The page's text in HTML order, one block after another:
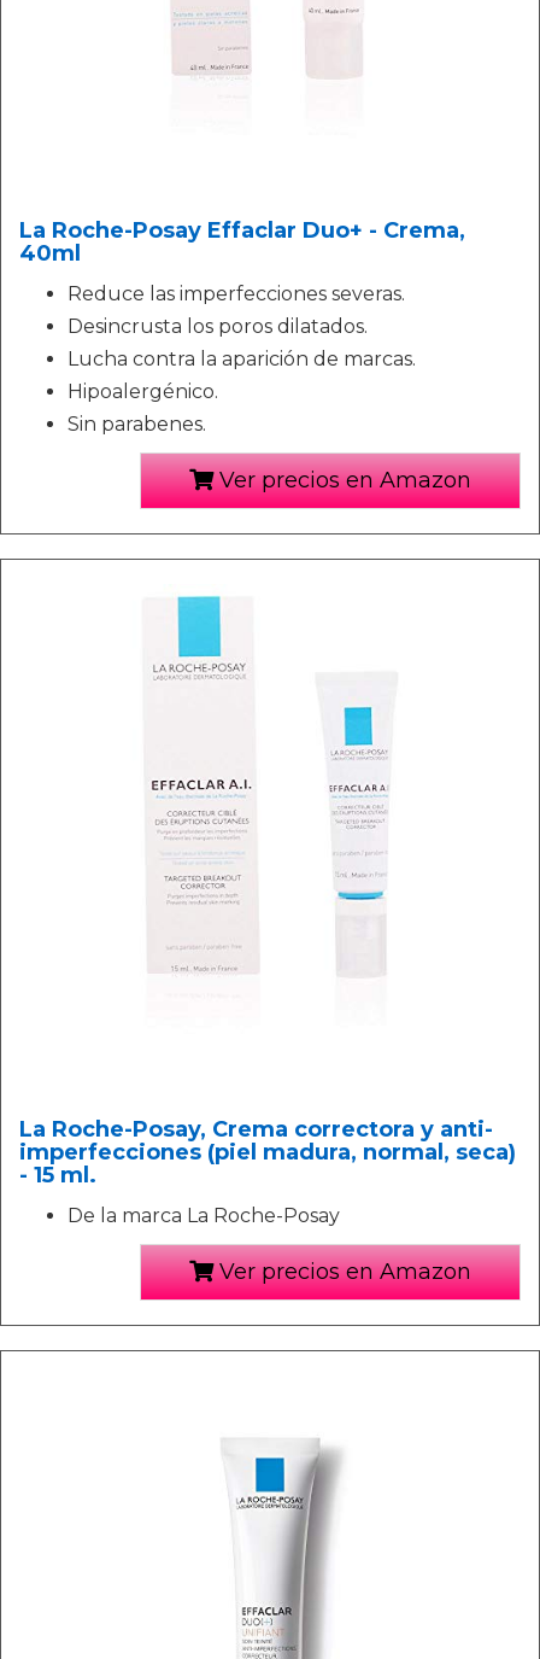
La Roche-Posay Effaclar Duo+ - Crema,
40ml
Reduce las imperfecciones severas.
Desincrusta los poros dilatados.
Lucha contra la aparición de marcas.
Hipoalergénico.
Sin parabenes.
Ver precios en Amazon
La Roche-Posay, Crema correctora y anti-
imperfecciones (piel madura, normal, seca)
- 15 ml.
De la marca La Roche-Posay
Ver precios en Amazon